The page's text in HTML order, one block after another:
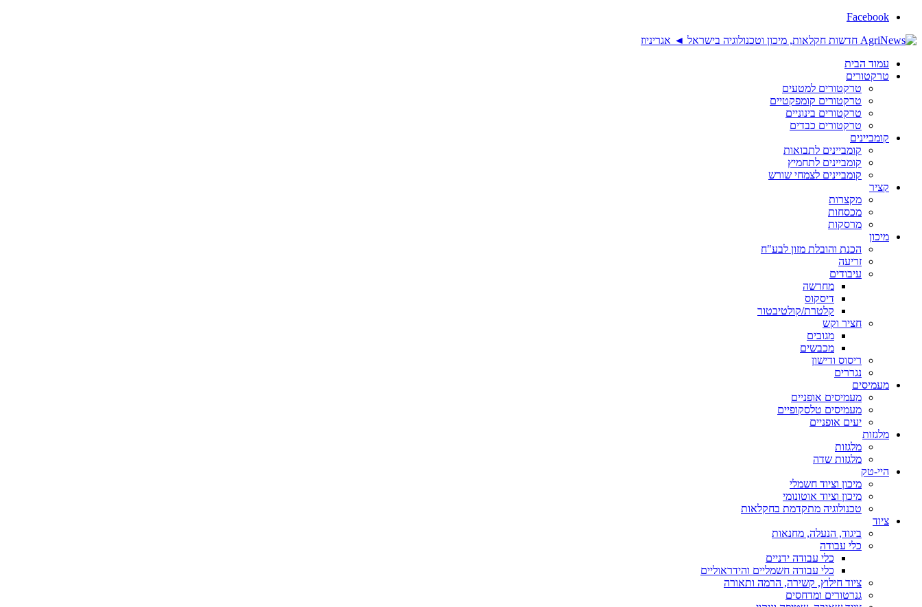
Facebook
עמוד הבית
טרקטורים
טרקטורים למטעים
טרקטורים קומפקטיים
טרקטורים בינוניים
טרקטורים כבדים
קומביינים
קומביינים לתבואות
קומביינים לתחמיץ
קומביינים לצמחי שורש
קציר
מקצרות
מכסחות
מרסקות
מיכון
הכנת והובלת מזון לבע"ח
זריעה
עיבודים
מחרשה
דיסקוס
קלטרת/קולטיבטור
חציר וקש
מגובים
מכבשים
ריסוס ודישון
נגררים
מעמיסים
מעמיסים אופניים
מעמיסים טלסקופיים
יעים אופניים
מלגזות
מלגזות
מלגזות שדה
היי-טק
מיכון וציוד חשמלי
מיכון וציוד אוטונומי
טכנולוגיה מתקדמת בחקלאות
ציוד
ביגוד, הנעלה, מחנאות
כלי עבודה
כלי עבודה ידניים
כלי עבודה חשמליים והידראוליים
ציוד חילוץ, קשירה, הרמה ותאורה
גנרטורים ומדחסים